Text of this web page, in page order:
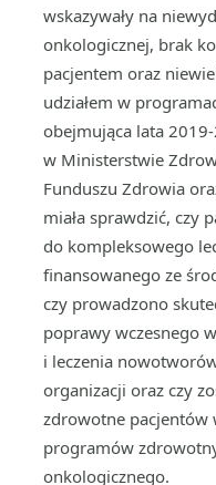
wskazywały na
onkologicznej, brak
pacjentem oraz
udziałem w
obejmująca lata
w Ministerstwie
Funduszu Zdrowia
miała sprawdzić, czy
do kompleksowego
finansowanego ze
czy prowadzono
poprawy wczesnego
i leczenia
organizacji oraz czy
zdrowotne pacjentów
programów
onkologicznego.